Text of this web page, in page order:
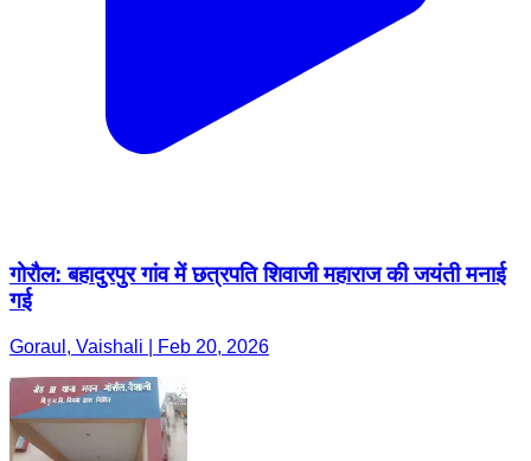
गोरौल: बहादुरपुर गांव में छत्रपति शिवाजी महाराज की जयंती मनाई
गई
Goraul, Vaishali | Feb 20, 2026